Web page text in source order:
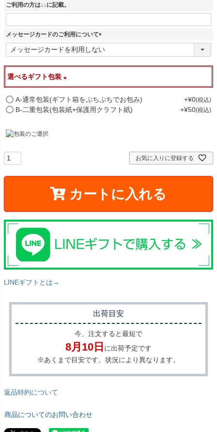
ご利用の方は↓↓に記載。
メッセージカードのご利用について
(
必
選べるギフト包装
(
必
A-通常包装(ギフト箱をぷちぷちでお包み) +¥0 税込
B-二重包装(包装紙+保護用クラフト紙) +¥50 税込
お気に入りに登録する
カートに入れる
LINEギフトとは→
出荷目安
今、注文すると最短で
8月10日 に出荷予定です
※あくまで目安です。状況により異なります。
返品特約について
商品についてのお問い合わせ